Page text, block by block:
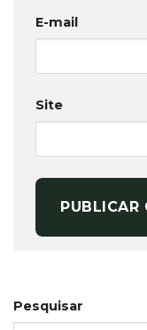
E-mail
Site
Pesquisar